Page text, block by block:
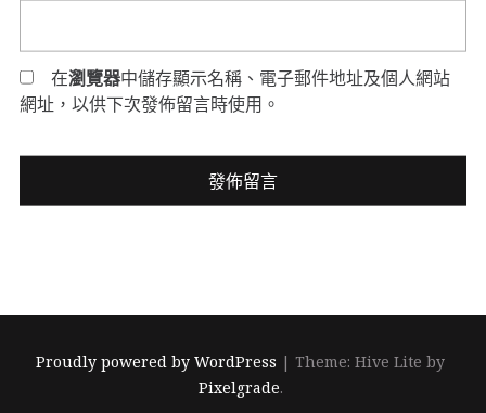
在瀏覽器中儲存顯示名稱、電子郵件地址及個人網站
網址，以供下次發佈留言時使用。
Proudly powered by WordPress |Theme: Hive Lite by
Pixelgrade.